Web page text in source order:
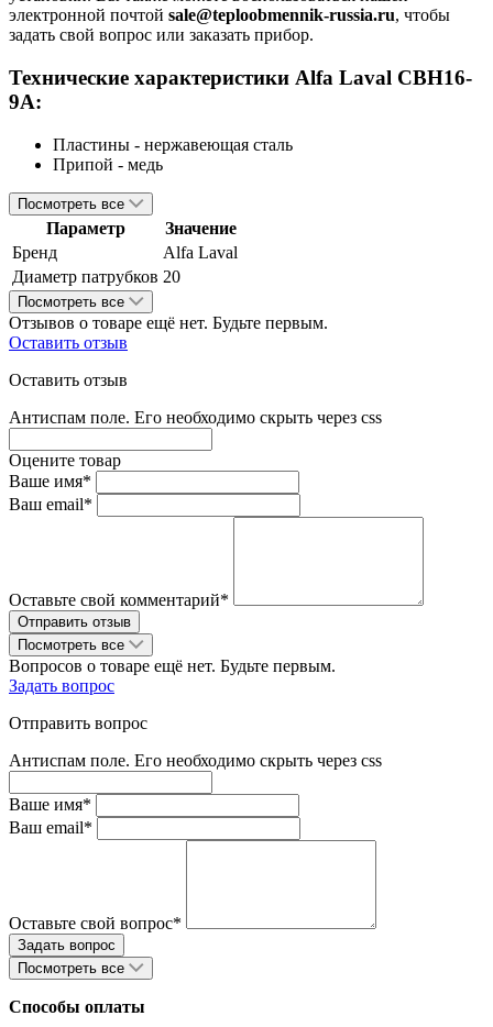
электронной почтой sale@teploobmennik-russia.ru, чтобы
задать свой вопрос или заказать прибор.
Технические характеристики Alfa Laval CBH16-
9A:
Пластины - нержавеющая сталь
Припой - медь
Посмотреть все
Параметр
Значение
Бренд
Alfa Laval
Диаметр патрубков 20
Посмотреть все
Отзывов о товаре ещё нет. Будьте первым.
Оставить отзыв
Оставить отзыв
Антиспам поле. Его необходимо скрыть через css
Оцените товар
Ваше имя*
Ваш email*
Оставьте свой комментарий*
Посмотреть все
Вопросов о товаре ещё нет. Будьте первым.
Задать вопрос
Отправить вопрос
Антиспам поле. Его необходимо скрыть через css
Ваше имя*
Ваш email*
Оставьте свой вопрос*
Посмотреть все
Способы оплаты